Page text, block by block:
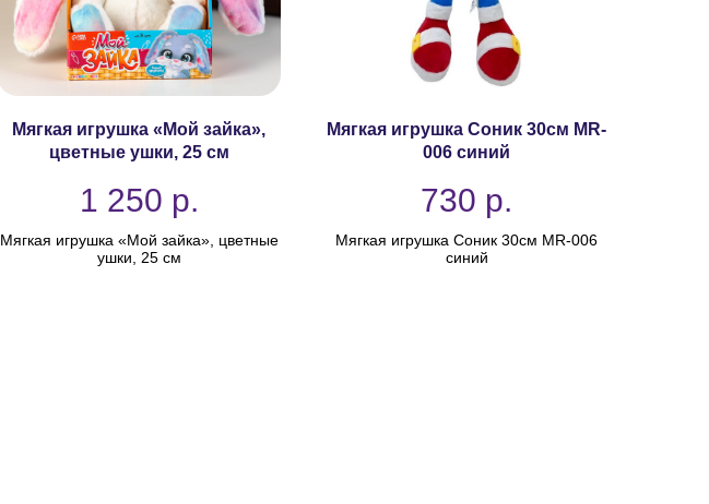
Мягкая игрушка «Мой зайка»,
цветные ушки, 25 см
1 250 р.
Мягкая игрушка «Мой зайка», цветные
ушки, 25 см
Мягкая игрушка Соник 30см MR-
006 синий
730 р.
Мягкая игрушка Соник 30см MR-006
синий